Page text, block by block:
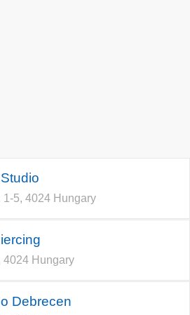
1-5, 4024 Hungary
4024 Hungary
Debrecen